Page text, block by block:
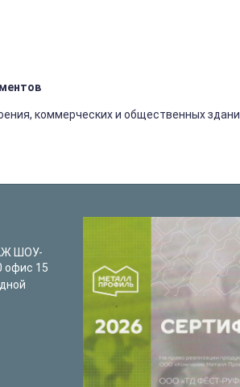
коммерческихи общественных
ШОУ-
офис 15